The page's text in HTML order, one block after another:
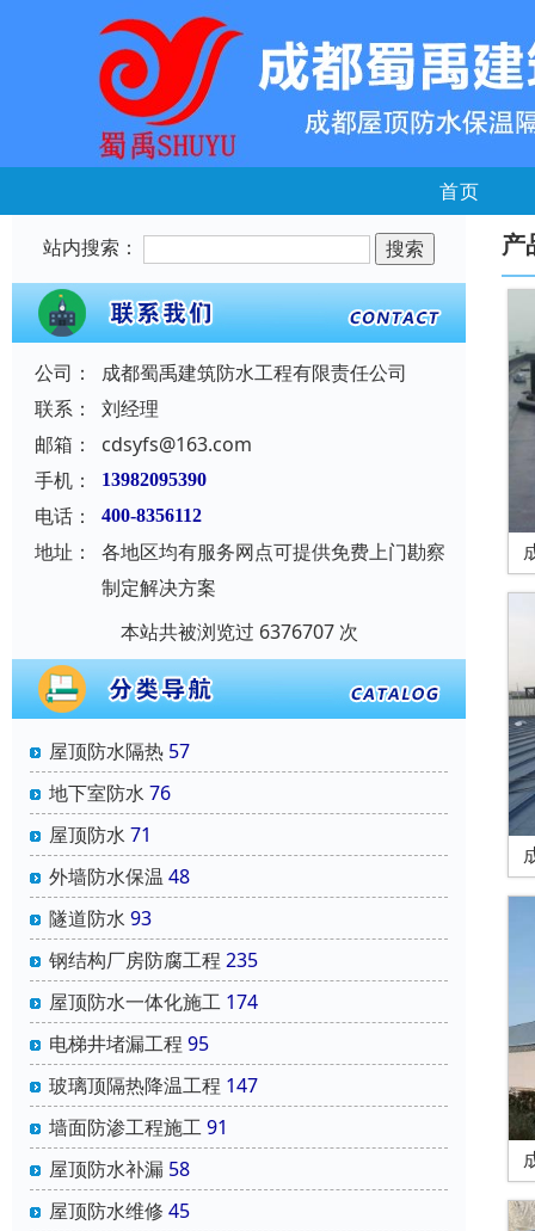
首页
站内搜索：
公司：
成都蜀禹建筑防水工程有限责任公司
联系：
刘经理
邮箱：
cdsyfs@163.com
手机：
13982095390
电话： 400-8356112
地址：
各地区均有服务网点可提供免费上门勘察
制定解决方案
本站共被浏览过 6376707 次
屋顶防水隔热 57
地下室防水 76
屋顶防水 71
外墙防水保温 48
隧道防水 93
钢结构厂房防腐工程 235
屋顶防水一体化施工 174
电梯井堵漏工程 95
玻璃顶隔热降温工程 147
墙面防渗工程施工91
屋顶防水补漏 58
屋顶防水维修 45
产